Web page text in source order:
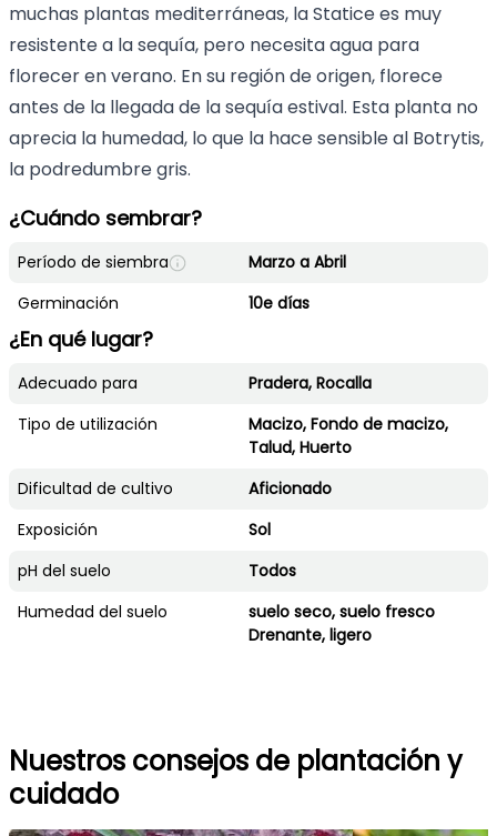
muchas plantas mediterráneas, la Statice es muy
resistente a la sequía, pero necesita agua para
florecer en verano. En su región de origen, florece
antes de la llegada de la sequía estival. Esta planta no
aprecia la humedad, lo que la hace sensible al Botrytis,
la podredumbre gris.
¿Cuándo sembrar?
Período de siembra
Marzo a Abril
Germinación
10e días
¿En qué lugar?
Adecuado para
Pradera, Rocalla
Tipo de utilización
Macizo, Fondo de macizo,
Talud, Huerto
Dificultad de cultivo
Aficionado
Exposición
Sol
pH del suelo
Todos
Humedad del suelo
suelo seco, suelo fresco
Drenante, ligero
Nuestros consejos de plantación y
cuidado